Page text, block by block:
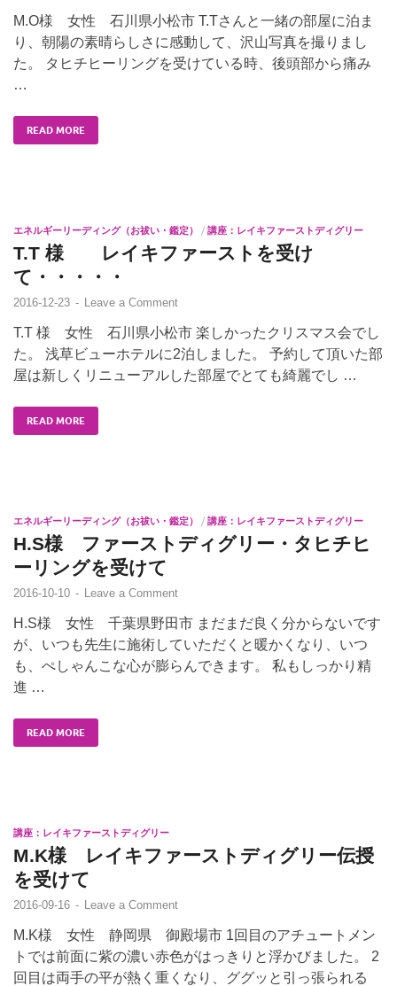
M.O様 女性 石川県小松市 T.Tさんと一緒の部屋に泊ま
り、朝陽の素晴らしさに感動して、沢山写真を撮りまし
た。 タヒチヒーリングを受けている時、後頭部から痛み
…
READ MORE
エネルギーリーディング（お祓い・鑑定） / 講座：レイキファーストディグリー
T.T 様 レイキファーストを受け
て・・・・・
2016-12-23 - Leave a Comment
T.T 様 女性 石川県小松市 楽しかったクリスマス会でし
た。 浅草ビューホテルに2泊しました。 予約して頂いた部
屋は新しくリニューアルした部屋でとても綺麗でし …
READ MORE
エネルギーリーディング（お祓い・鑑定） / 講座：レイキファーストディグリー
H.S様 ファーストディグリー・タヒチヒ
ーリングを受けて
2016-10-10 - Leave a Comment
H.S様 女性 千葉県野田市 まだまだ良く分からないです
が、いつも先生に施術していただくと暖かくなり、いつ
も、ぺしゃんこな心が膨らんできます。 私もしっかり精
進 …
READ MORE
講座：レイキファーストディグリー
M.K様 レイキファーストディグリー伝授
を受けて
2016-09-16 - Leave a Comment
M.K様 女性 静岡県 御殿場市 1回目のアチュートメン
トでは前面に紫の濃い赤色がはっきりと浮かびました。 2
回目は両手の平が熱く重くなり、ググッと引っ張られる